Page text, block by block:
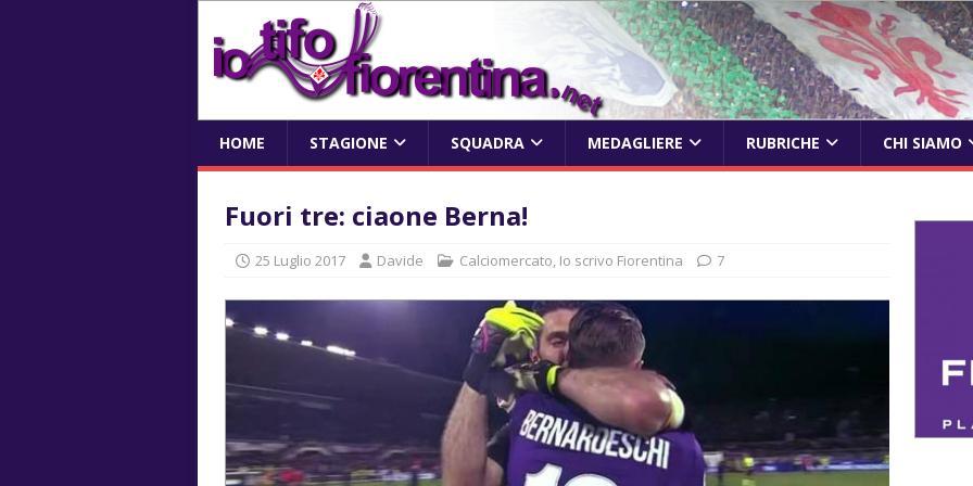
HOME STAGIONE SQUADRA MEDAGLIERE RUBRICHE CHI SIAMO
Fuori tre: ciaone Berna!
25 Luglio 2017 Davide Calciomercato, Io scrivo Fiorentina 7